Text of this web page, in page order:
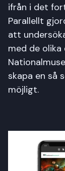
ifrån i det
Parallellt
att
med de
skapa en så
möjligt.